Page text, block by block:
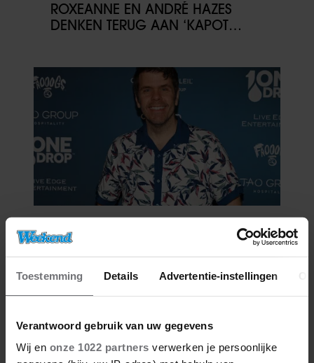
Toestemming Details Advertentie-instellingen
Verantwoord gebruik van uw gegevens
Wij en onze 1022 partners verwerken je persoonlijke
ROXEANNE EN ANDRÉ HAZES
DENKEN TERUG AAN ‘KAPOT
06/08/2026
FAMILIE PEREZ HILTON DEELT
HOOPVOLLE UPDATE: ‘HIJ KAN
COMMUNICEREN’